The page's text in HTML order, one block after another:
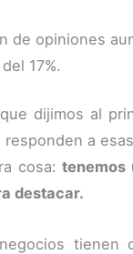
de opiniones
17%.
dijimos al
responden a
cosa: tenemos
destacar.
tienen